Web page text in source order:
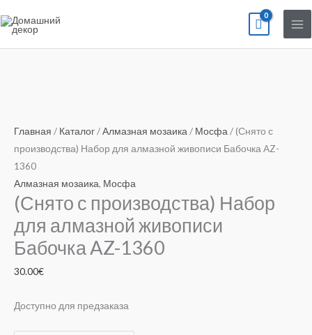
к
Главная / Каталог/Алмазная мозаика / Мосфа / (Снято с
производства) Набор для алмазной живописи Бабочка AZ-
1360
Алмазная мозаика, Мосфа
(Снято с производства) Набор
для алмазной живописи
Бабочка AZ-1360
30.00€
Доступно для предзаказа
(Снято
с
производства)
Набор
для
живописи
Бабочка
AZ-